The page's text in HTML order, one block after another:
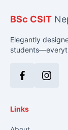
BSc CSIT
Elegantly
Facebook
Links